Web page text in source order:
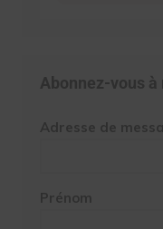
Abonnez-vous
Adresse de
Prénom